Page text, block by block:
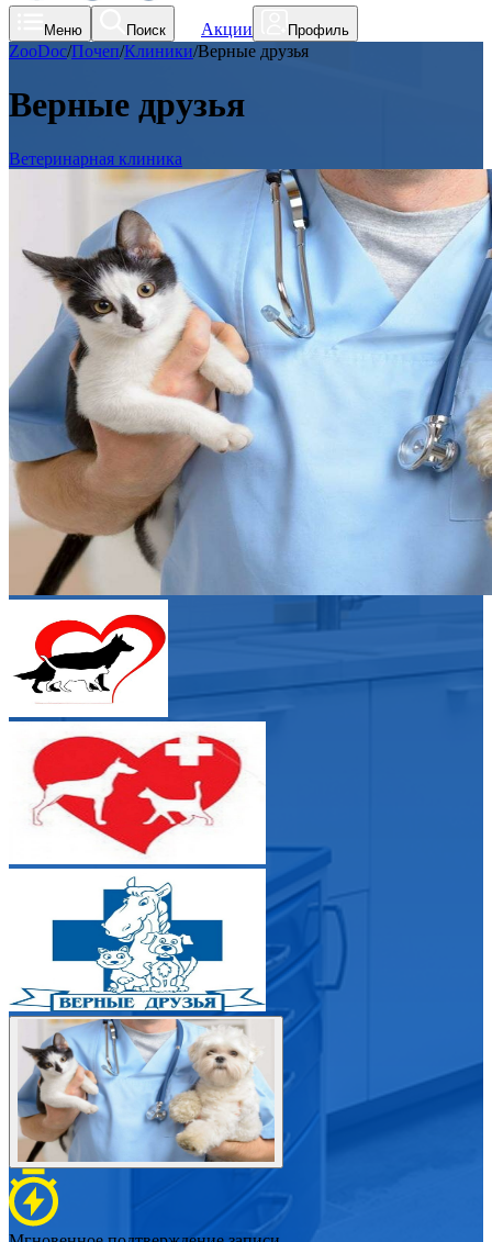
Меню Поиск Акции Профиль
ZooDoc/Почеп/Клиники/Верные друзья
Верные друзья
Ветеринарная клиника